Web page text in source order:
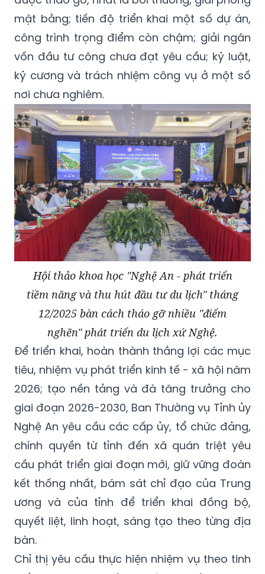
mặt bằng; tiến độ triển khai một số dự án,
công trình trọng điểm còn chậm; giải ngân
vốn đầu tư công chưa đạt yêu cầu; kỷ luật,
kỷ cương và trách nhiệm công vụ ở một số
nơi chưa nghiêm.
Hội thảo khoa học "Nghệ An - phát triển
tiềm năng và thu hút đầu tư du lịch" tháng
12/2025 bàn cách tháo gỡ nhiều "điểm
nghẽn" phát triển du lịch xứ Nghệ.
Để triển khai, hoàn thành thắng lợi các mục
tiêu, nhiệm vụ phát triển kinh tế - xã hội năm
2026; tạo nền tảng và đà tăng trưởng cho
giai đoạn 2026-2030, Ban Thường vụ Tỉnh ủy
Nghệ An yêu cầu các cấp ủy, tổ chức đảng,
chính quyền từ tỉnh đến xã quán triệt yêu
cầu phát triển giai đoạn mới, giữ vững đoàn
kết thống nhất, bám sát chỉ đạo của Trung
ương và của tỉnh để triển khai đồng bộ,
quyết liệt, linh hoạt, sáng tạo theo từng địa
bàn.
Chỉ thị yêu cầu thực hiện nhiệm vụ theo tinh